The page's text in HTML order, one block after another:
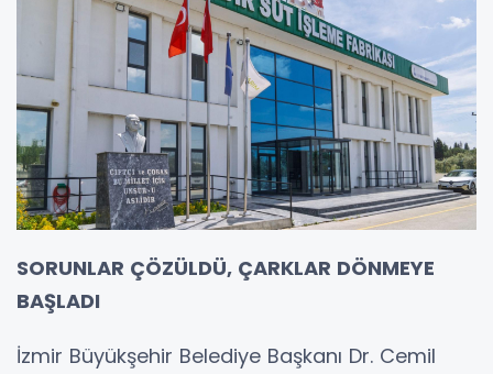
SORUNLAR ÇÖZÜLDÜ, ÇARKLAR DÖNMEYE
BAŞLADI
İzmir Büyükşehir Belediye Başkanı Dr. Cemil